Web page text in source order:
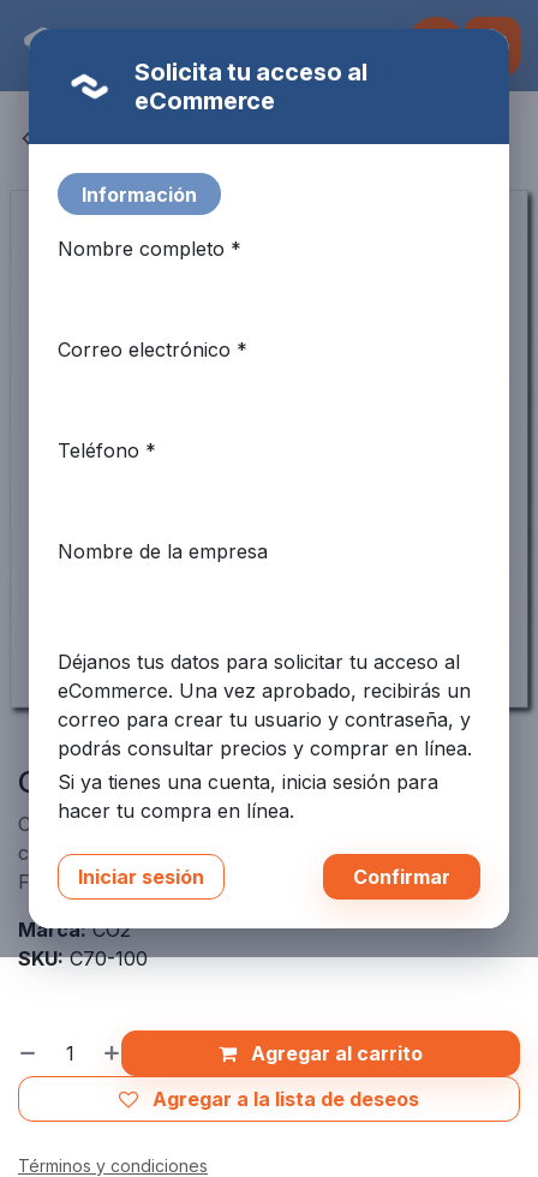
Todos los productos
Cilindro cont 100 Lbs Co2-Fike
CO2 Cylinder 100 lb - Sistema de supresión CO2 Fike
conforme a NFPA 12. Aprobaciones UL/ULC Listed y
FM Approved.
Marca:CO2
SKU:C70-100
Agregar al carrito
Agregar a la lista de deseos
Términos y condiciones
Solicita tu acceso al
eCommerce
Información
Nombre completo *
Correo electrónico *
Teléfono *
Nombre de la empresa
Déjanos tus datos para solicitar tu acceso al
eCommerce. Una vez aprobado, recibirás un
correo para crear tu usuario y contraseña, y
podrás consultar precios y comprar en línea.
Si ya tienes una cuenta, inicia sesión para
hacer tu compra en línea.
Iniciar sesión Confirmar
Fulbot